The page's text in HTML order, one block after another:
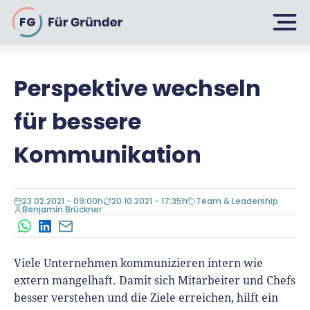
FG
Planen
Selbstständig machen
Bin ich ein Gründer?
Geschäftsmodell entwickeln
Businessplan schreiben
Businessplan-Vorlage & Muster
Gründen
Firma gründen: 10 Tipps
Rechtsform wählen
UG gründen
GmbH gründen
Wachsen
6 Tipps zum Start
Finanzieren
Perspektive wechseln
für bessere
Kommunikation
23.02.2021 - 09:00h 20.10.2021 - 17:35h Team & Leadership
Benjamin Brückner
WhatsApp
LinkedIn
E-Mail
Viele Unternehmen kommunizieren intern wie
extern mangelhaft. Damit sich Mitarbeiter und Chefs
besser verstehen und die Ziele erreichen, hilft ein